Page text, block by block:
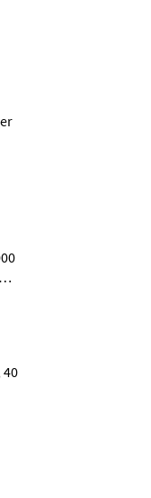
…